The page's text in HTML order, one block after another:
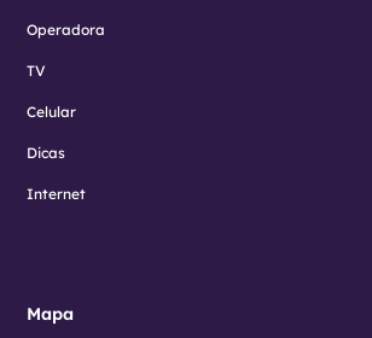
Operadora
TV
Celular
Dicas
Internet
Mapa